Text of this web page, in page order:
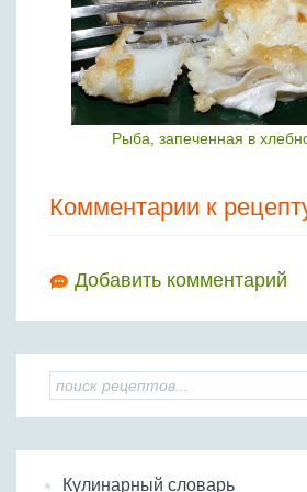
Рыба, запеченная в
Комментарии к
Добавить комментарий
Кулинарный словарь